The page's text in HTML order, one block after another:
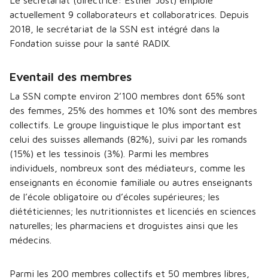
actuellement 9 collaborateurs et collaboratrices. Depuis
2018, le secrétariat de la SSN est intégré dans la
Fondation suisse pour la santé RADIX.
Eventail des membres
La SSN compte environ 2’100 membres dont 65% sont
des femmes, 25% des hommes et 10% sont des membres
collectifs. Le groupe linguistique le plus important est
celui des suisses allemands (82%), suivi par les romands
(15%) et les tessinois (3%). Parmi les membres
individuels, nombreux sont des médiateurs, comme les
enseignants en économie familiale ou autres enseignants
de l’école obligatoire ou d’écoles supérieures; les
diététiciennes; les nutritionnistes et licenciés en sciences
naturelles; les pharmaciens et droguistes ainsi que les
médecins.
Parmi les 200 membres collectifs et 50 membres libres,